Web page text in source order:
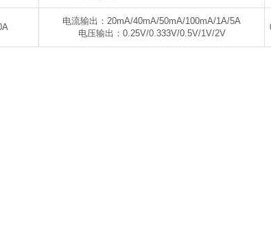
电流输出：20mA/40mA/50mA/100mA/1A/5A
电压输出：0.25V/0.333V/0.5V/1V/2V